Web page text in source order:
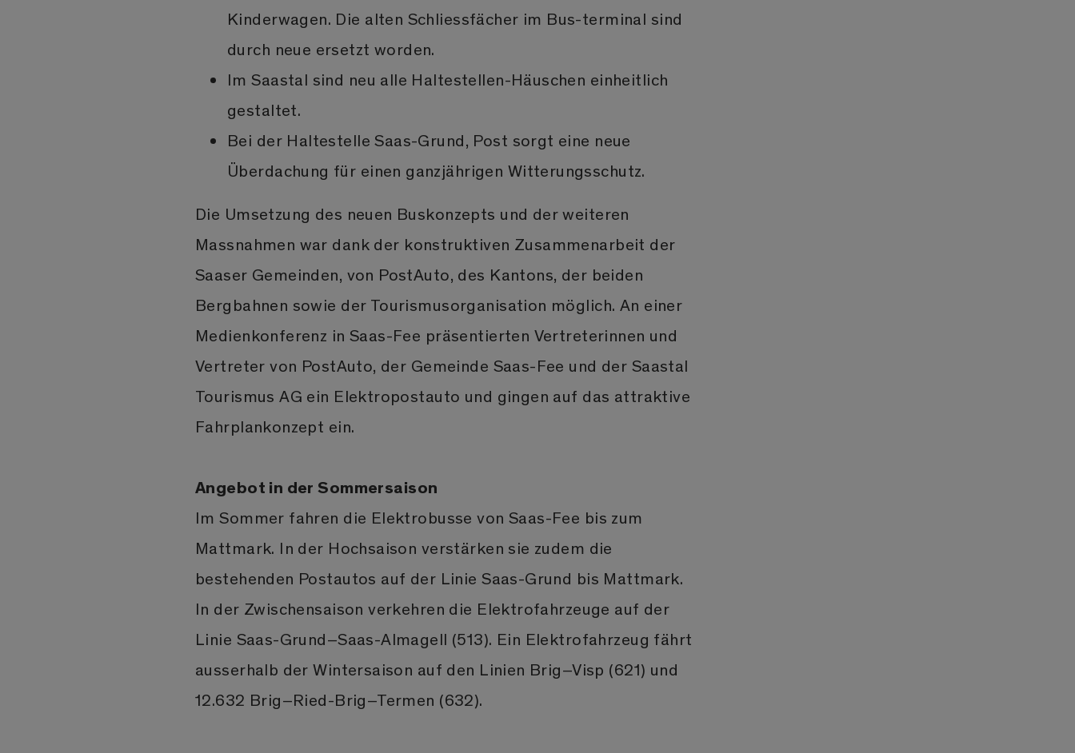
Kinderwagen. Die alten Schliessfächer im Bus-terminal sind
durch neue ersetzt worden.
Im Saastal sind neu alle Haltestellen-Häuschen einheitlich
gestaltet.
Bei der Haltestelle Saas-Grund, Post sorgt eine neue
Überdachung für einen ganzjährigen Witterungsschutz.
Die Umsetzung des neuen Buskonzepts und der weiteren
Massnahmen war dank der konstruktiven Zusammenarbeit der
Saaser Gemeinden, von PostAuto, des Kantons, der beiden
Bergbahnen sowie der Tourismusorganisation möglich. An einer
Medienkonferenz in Saas-Fee präsentierten Vertreterinnen und
Vertreter von PostAuto, der Gemeinde Saas-Fee und der Saastal
Tourismus AG ein Elektropostauto und gingen auf das attraktive
Fahrplankonzept ein.
Angebot in der Sommersaison
Im Sommer fahren die Elektrobusse von Saas-Fee bis zum
Mattmark. In der Hochsaison verstärken sie zudem die
bestehenden Postautos auf der Linie Saas-Grund bis Mattmark.
In der Zwischensaison verkehren die Elektrofahrzeuge auf der
Linie Saas-Grund–Saas-Almagell (513). Ein Elektrofahrzeug fährt
ausserhalb der Wintersaison auf den Linien Brig–Visp (621) und
12.632 Brig–Ried-Brig–Termen (632).